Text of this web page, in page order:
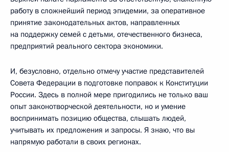
работу в сложнейший период эпидемии, за оперативное
принятие законодательных актов, направленных
на поддержку семей с детьми, отечественного бизнеса,
предприятий реального сектора экономики.
И, безусловно, отдельно отмечу участие представителей
Совета Федерации в подготовке поправок к Конституции
России. Здесь в полной мере пригодились не только ваш
опыт законотворческой деятельности, но и умение
воспринимать позицию общества, слышать людей,
учитывать их предложения и запросы. Я знаю, что вы
напрямую работали в своих регионах.